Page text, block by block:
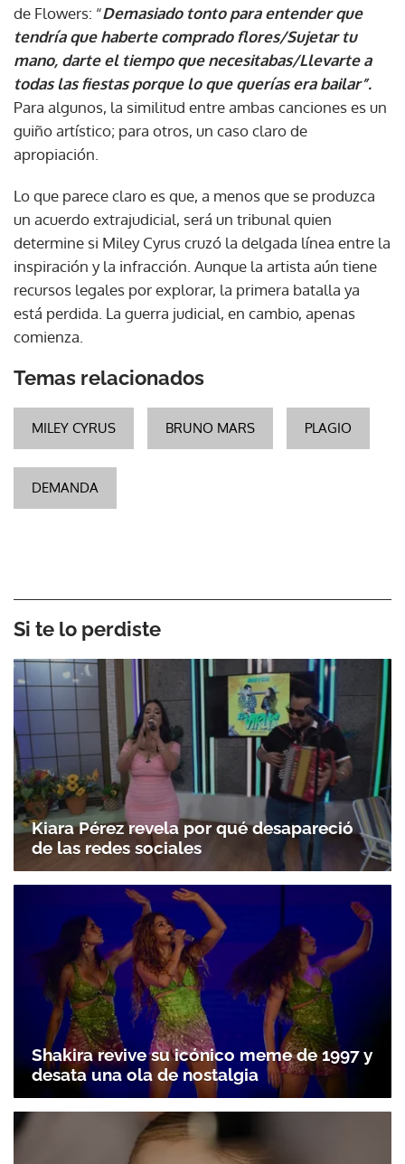
de Flowers: “Demasiado tonto para entender que
tendría que haberte comprado flores/Sujetar tu
mano, darte el tiempo que necesitabas/Llevarte a
todas las fiestas porque lo que querías era bailar”.
Para algunos, la similitud entre ambas canciones es un
guiño artístico; para otros, un caso claro de
apropiación.
Lo que parece claro es que, a menos que se produzca
un acuerdo extrajudicial, será un tribunal quien
determine si Miley Cyrus cruzó la delgada línea entre la
inspiración y la infracción. Aunque la artista aún tiene
recursos legales por explorar, la primera batalla ya
está perdida. La guerra judicial, en cambio, apenas
comienza.
Temas relacionados
MILEY CYRUS BRUNO MARS PLAGIO
DEMANDA
Si te lo perdiste
Kiara Pérez revela por qué desapareció
de las redes sociales
Shakira revive su icónico meme de 1997 y
desata una ola de nostalgia